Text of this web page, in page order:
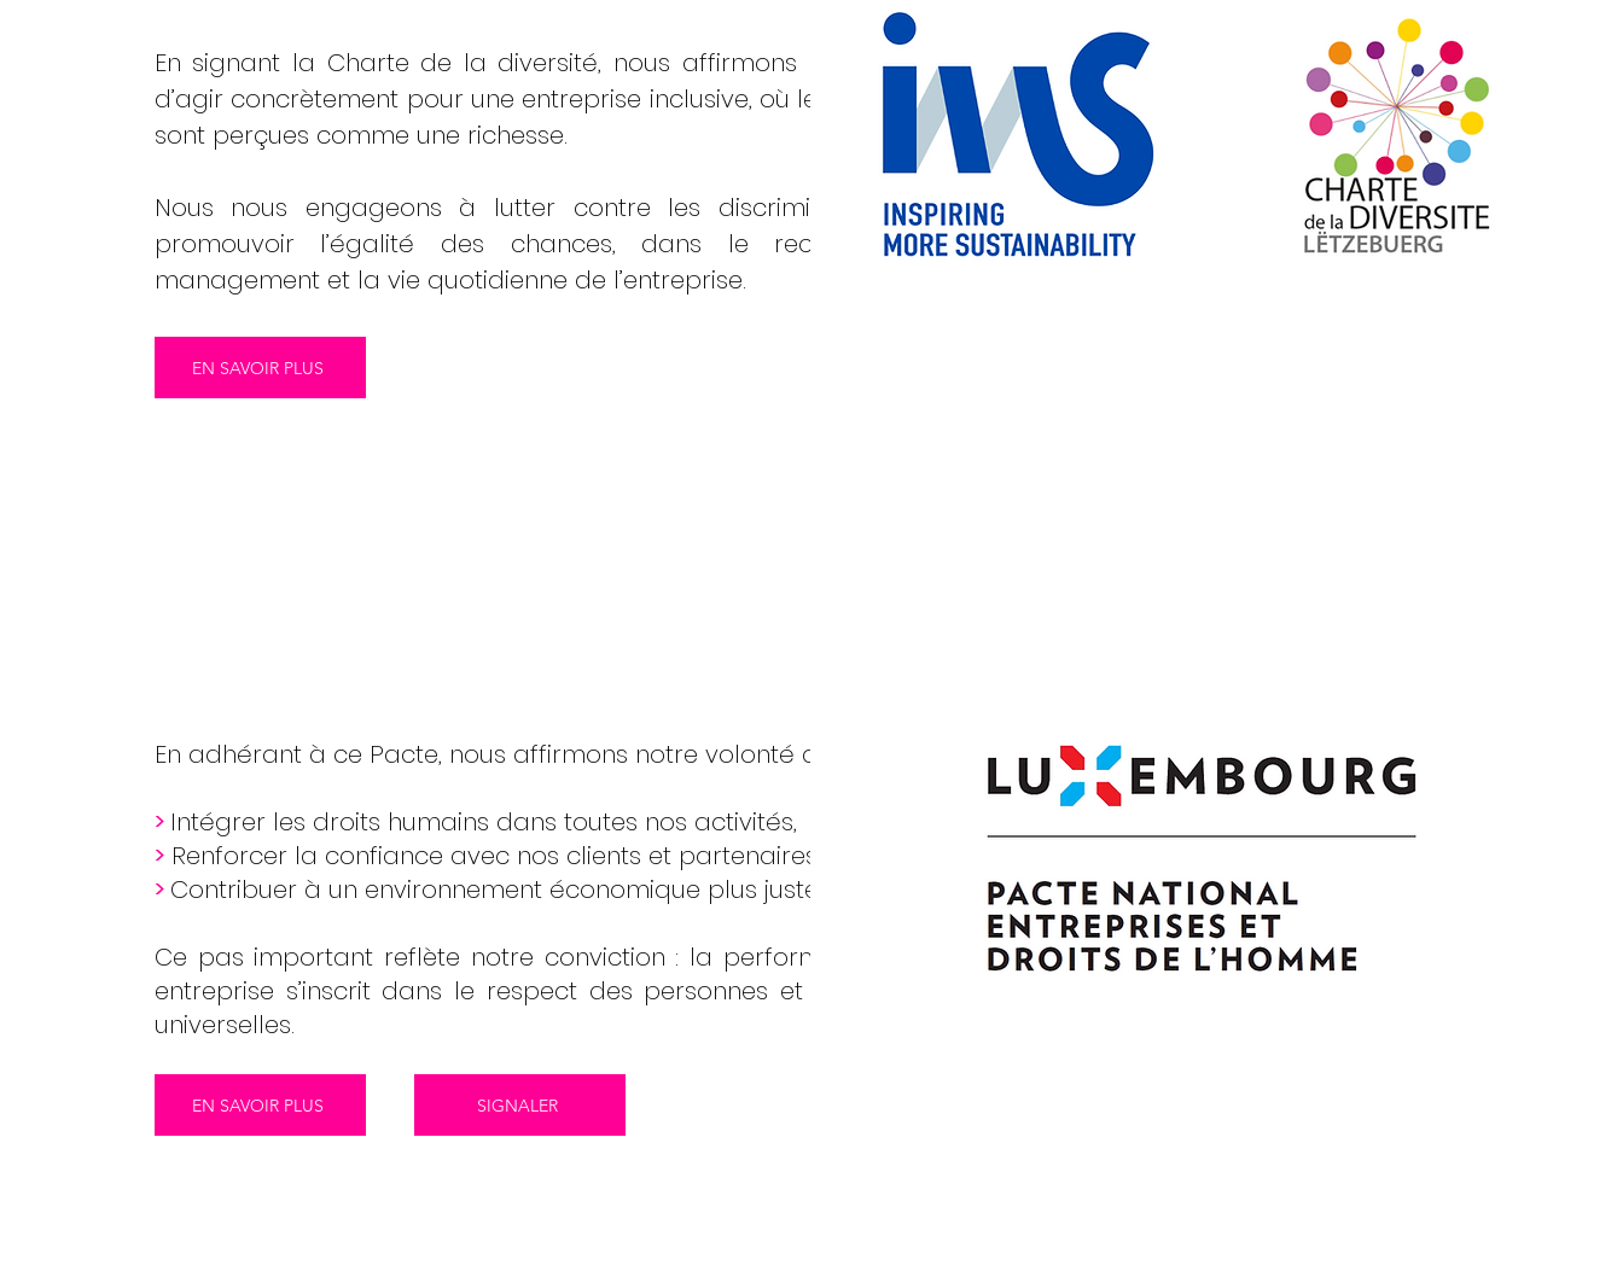
En signant la Charte de la diversité, nous affirmons notre volonté
d’agir concrètement pour une entreprise inclusive, où les différences
sont perçues comme une richesse.
Nous nous engageons à lutter contre les discriminations et à
promouvoir l’égalité des chances, dans le recrutement, le
management et la vie quotidienne de l’entreprise.
EN SAVOIR PLUS
En adhérant à ce Pacte, nous affirmons notre volonté de :
> Intégrer les droits humains dans toutes nos activités,
>Renforcer la confiance avec nos clients et partenaires,
> Contribuer à un environnement économique plus juste et durable.
Ce pas important reflète notre conviction : la performance d’une
entreprise s’inscrit dans le respect des personnes et des valeurs
universelles.
EN SAVOIR PLUS SIGNALER